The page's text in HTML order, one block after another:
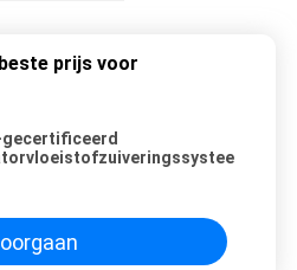
prijs voor
gecertificeerd